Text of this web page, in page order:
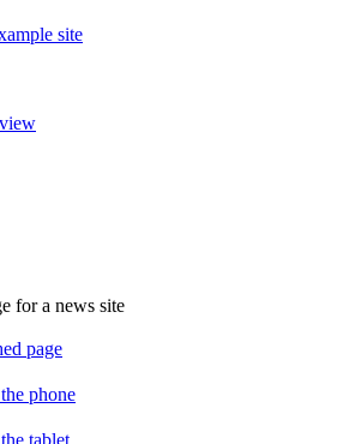
site
for a news site
page
phone
tablet